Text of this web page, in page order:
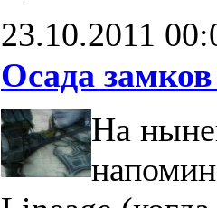
23.10.2011
Осада замков
На